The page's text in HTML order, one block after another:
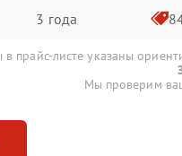
3 года
прайс-листе указаны
Мы проверим